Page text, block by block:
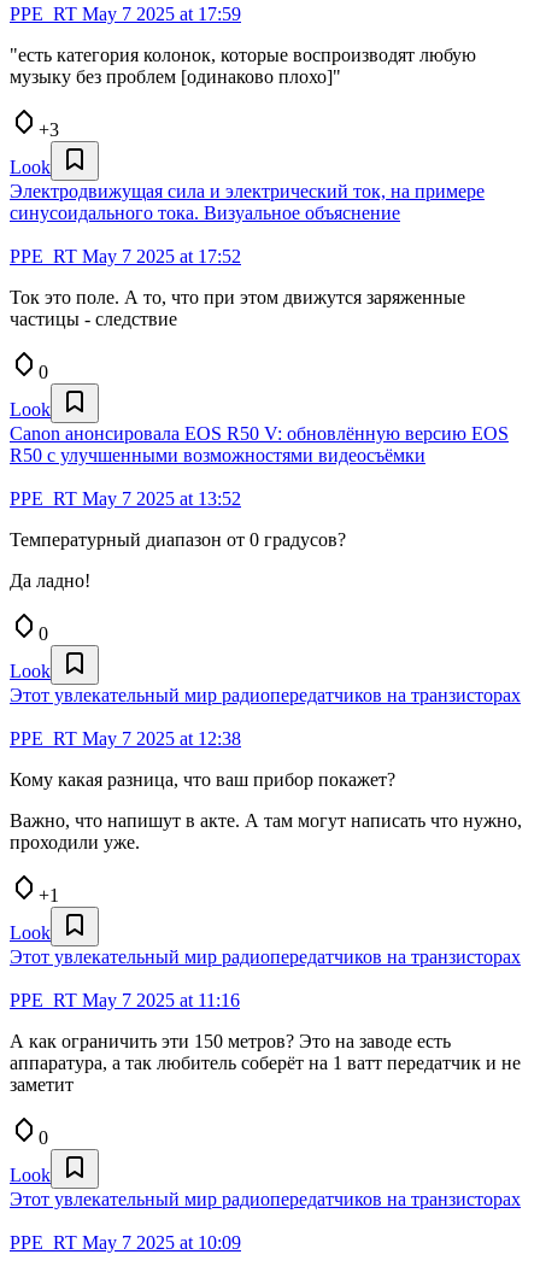
PPE_RT May 7 2025 at 17:59
"есть категория колонок, которые воспроизводят любую
музыку без проблем [одинаково плохо]"
+3
Look
Электродвижущая сила и электрический ток, на примере
синусоидального тока. Визуальное объяснение
PPE_RT May 7 2025 at 17:52
Ток это поле. А то, что при этом движутся заряженные
частицы - следствие
0
Look
Canon анонсировала EOS R50 V: обновлённую версию EOS
R50 с улучшенными возможностями видеосъёмки
PPE_RT May 7 2025 at 13:52
Температурный диапазон от 0 градусов?
Да ладно!
0
Look
Этот увлекательный мир радиопередатчиков на транзисторах
PPE_RT May 7 2025 at 12:38
Кому какая разница, что ваш прибор покажет?
Важно, что напишут в акте. А там могут написать что нужно,
проходили уже.
+1
Look
Этот увлекательный мир радиопередатчиков на транзисторах
PPE_RT May 7 2025 at 11:16
А как ограничить эти 150 метров? Это на заводе есть
аппаратура, а так любитель соберёт на 1 ватт передатчик и не
заметит
0
Look
Этот увлекательный мир радиопередатчиков на транзисторах
PPE_RT May 7 2025 at 10:09